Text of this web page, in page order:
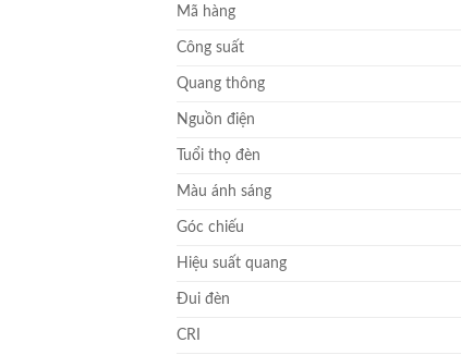
Mã hàng
Công suất
Quang thông
Nguồn điện
Tuổi thọ đèn
Màu ánh sáng
Góc chiếu
Hiệu suất quang
Đui đèn
CRI